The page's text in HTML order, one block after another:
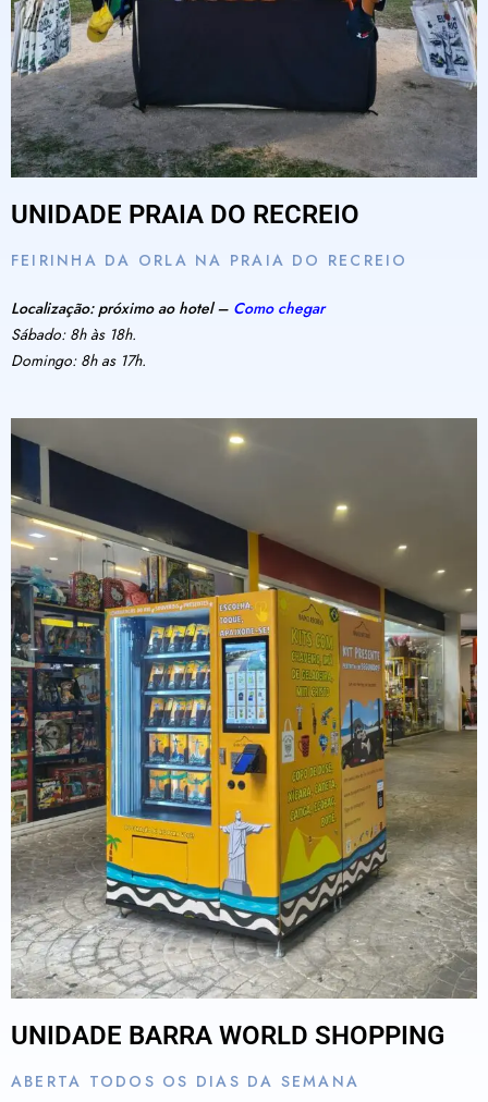
UNIDADE PRAIA DO RECREIO
FEIRINHA DA ORLA NA PRAIA DO RECREIO
Localização: próximo ao hotel – Como chegar
Sábado: 8h às 18h.
Domingo: 8h as 17h.
UNIDADE BARRA WORLD SHOPPING
ABERTA TODOS OS DIAS DA SEMANA